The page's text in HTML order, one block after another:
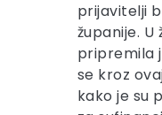
prijavitelji
županije.
pripremila
se kroz
kako je su